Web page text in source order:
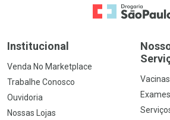
Ir para a Home
Institucional
Venda No Marketplace
Trabalhe Conosco
Ouvidoria
Nossas Lojas
Vacinas